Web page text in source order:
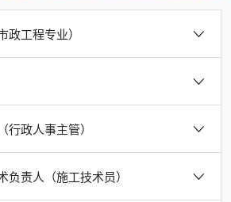
工程专业）
政人事主管）
负责人（施工技术员）